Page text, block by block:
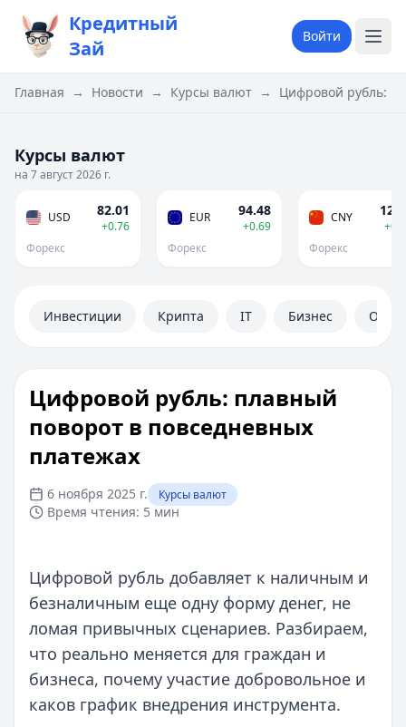
Кредитный
Зай
Войти
Главная → Новости → Курсы валют → Цифровой рубль:
Курсы валют
на 7 август 2026 г.
USD 82.01
+0.76
Форекс
EUR 94.48
+0.69
Форекс
CNY
Форекс
Инвестиции Крипта IT Бизнес
Цифровой рубль: плавный
поворот в повседневных
платежах
6 ноября 2025 г. Курсы валют
Время чтения: 5 мин
Цифровой рубль добавляет к наличным и
безналичным еще одну форму денег, не
ломая привычных сценариев. Разбираем,
что реально меняется для граждан и
бизнеса, почему участие добровольное и
каков график внедрения инструмента.